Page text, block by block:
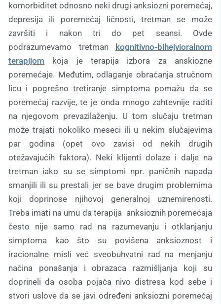
komorbiditet odnosno neki drugi anksiozni poremećaj,
depresija ili poremećaj ličnosti, tretman se može
završiti i nakon tri do pet seansi. Ovde
podrazumevamo tretman
kognitivno-bihejvioralnom
terapijom koja je terapija izbora za anskiozne
poremećaje. Međutim, odlaganje obraćanja stručnom
licu i pogrešno tretiranje simptoma pomažu da se
poremećaj razvije, te je onda mnogo zahtevnije raditi
na njegovom prevazilaženju. U tom slučaju tretman
može trajati nokoliko meseci ili u nekim slučajevima
par godina (opet ovo zavisi od nekih drugih
otežavajućih faktora). Neki klijenti dolaze i dalje na
tretman iako su se simptomi npr. paničnih napada
smanjili ili su prestali jer se bave drugim problemima
koji doprinose njihovoj generalnoj uznemirenosti.
Treba imati na umu da terapija anksioznih poremećaja
često nije samo rad na razumevanju i otklanjanju
simptoma kao što su povišena anksioznost i
iracionalne misli već sveobuhvatni rad na menjanju
načina ponašanja i obrazaca razmišljanja koji su
doprineli da osoba pojača nivo distresa kod sebe i
stvori uslove da se javi određeni anksiozni poremećaj